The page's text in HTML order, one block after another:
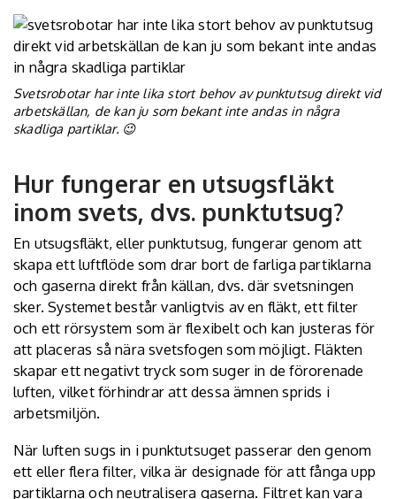
Svetsrobotar har inte lika stort behov av punktutsug direkt vid
arbetskällan, de kan ju som bekant inte andas in några
skadliga partiklar. 😉
Hur fungerar en utsugsfläkt
inom svets, dvs. punktutsug?
En utsugsfläkt, eller punktutsug, fungerar genom att
skapa ett luftflöde som drar bort de farliga partiklarna
och gaserna direkt från källan, dvs. där svetsningen
sker. Systemet består vanligtvis av en fläkt, ett filter
och ett rörsystem som är flexibelt och kan justeras för
att placeras så nära svetsfogen som möjligt. Fläkten
skapar ett negativt tryck som suger in de förorenade
luften, vilket förhindrar att dessa ämnen sprids i
arbetsmiljön.
När luften sugs in i punktutsuget passerar den genom
ett eller flera filter, vilka är designade för att fånga upp
partiklarna och neutralisera gaserna. Filtret kan vara